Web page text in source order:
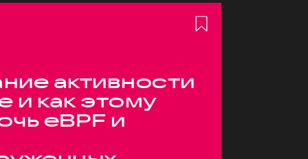
активности
и как этому
eBPF и